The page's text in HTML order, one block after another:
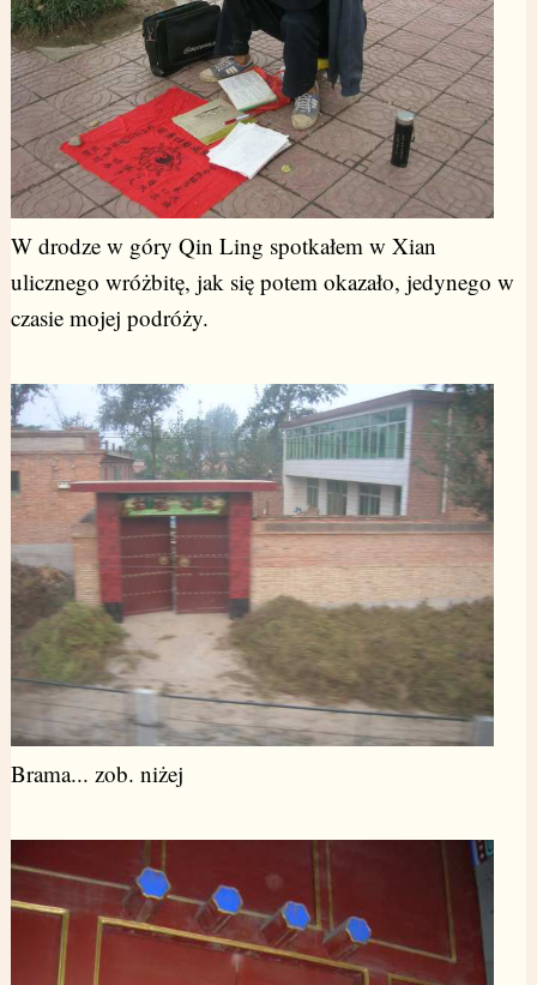
W drodze w góry Qin Ling spotkałem w Xian
ulicznego wróżbitę, jak się potem okazało, jedynego w
czasie mojej podróży.
Brama... zob. niżej